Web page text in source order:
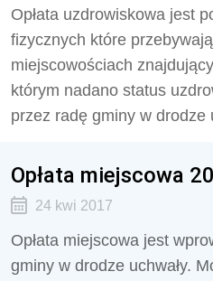
Opłata uzdrowiskowa jest
fizycznych które
miejscowościach
którym nadano status
przez radę gminy w drodze
Opłata miejscowa
24 kwi 2017
Opłata miejscowa jest
gminy w drodze uchwały.